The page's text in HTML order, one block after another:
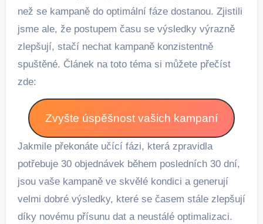
než se kampaně do optimální fáze dostanou. Zjistili
jsme ale, že postupem času se výsledky výrazně
zlepšují, stačí nechat kampaně konzistentně
spuštěné. Článek na toto téma si můžete přečíst
zde:
Zvyšte úspěšnost vašich kampaní
Jakmile překonáte učící fázi, která zpravidla
potřebuje 30 objednávek během posledních 30 dní,
jsou vaše kampaně ve skvělé kondici a generují
velmi dobré výsledky, které se časem stále zlepšují
díky novému přísunu dat a neustálé optimalizaci.